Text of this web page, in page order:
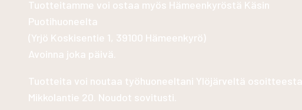
Tuotteitamme voi ostaa myös Hämeenkyröstä Käsin
Puotihuoneelta
(Yrjö Koskisentie 1, 39100 Hämeenkyrö)
Avoinna joka päivä.
Tuotteita voi noutaa työhuoneeltani Ylöjärveltä osoitteesta
Mikkolantie 20. Noudot sovitusti.